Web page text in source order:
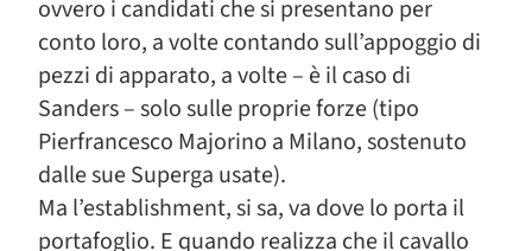
ovvero i candidati che si presentano per
conto loro, a volte contando sull’appoggio di
pezzi di apparato, a volte – è il caso di
Sanders – solo sulle proprie forze (tipo
Pierfrancesco Majorino a Milano, sostenuto
dalle sue Superga usate).
Ma l’establishment, si sa, va dove lo porta il
portafoglio. E quando realizza che il cavallo